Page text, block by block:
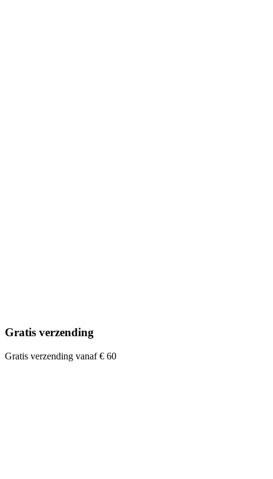
Gratis verzending
Gratis verzending vanaf € 60